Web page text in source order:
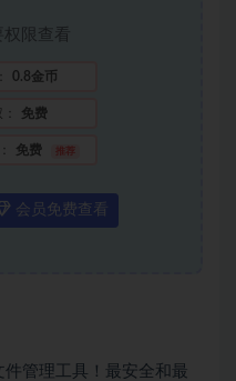
权限查看
0.8金币
免费
免费 推荐
会员免费查看
件管理工具！最安全和最